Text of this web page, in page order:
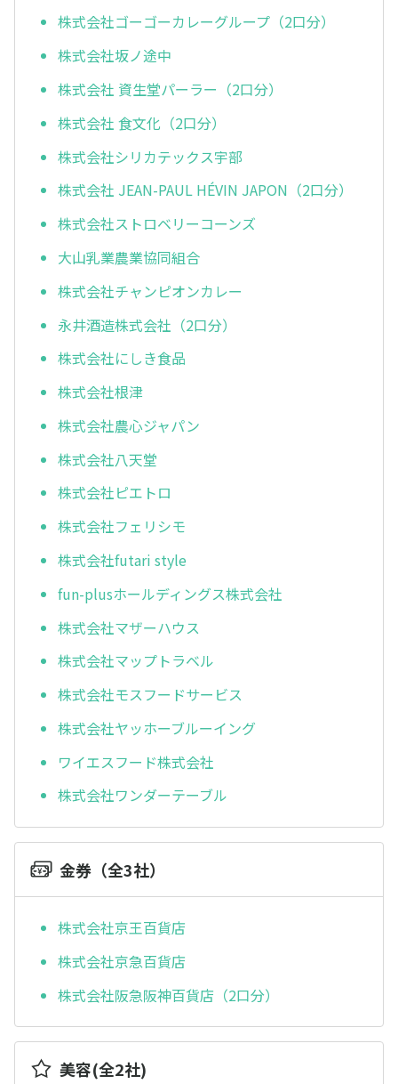
株式会社ゴーゴーカレーグループ（2口分）
株式会社坂ノ途中
株式会社 資生堂パーラー（2口分）
株式会社 食文化（2口分）
株式会社シリカテックス宇部
株式会社 JEAN-PAUL HÉVIN JAPON（2口分）
株式会社ストロベリーコーンズ
大山乳業農業協同組合
株式会社チャンピオンカレー
永井酒造株式会社（2口分）
株式会社にしき食品
株式会社根津
株式会社農心ジャパン
株式会社八天堂
株式会社ピエトロ
株式会社フェリシモ
株式会社futari style
fun-plusホールディングス株式会社
株式会社マザーハウス
株式会社マップトラベル
株式会社モスフードサービス
株式会社ヤッホーブルーイング
ワイエスフード株式会社
株式会社ワンダーテーブル
金券（全3社）
株式会社京王百貨店
株式会社京急百貨店
株式会社阪急阪神百貨店（2口分）
美容(全2社)